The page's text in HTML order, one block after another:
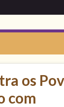
os
com